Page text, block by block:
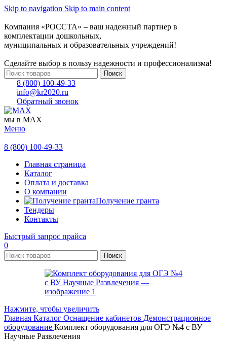
Skip to navigation Skip to main content
Компания «РОССТА» – ваш надежный партнер в
комплектации дошкольных,
муниципальных и образовательных учреждений!
Сделайте выбор в пользу надежности и профессионализма!
Поиск
8 (800) 100-49-33
info@kr2020.ru
Обратный звонок
мы в MAX
Меню
8 (800) 100-49-33
Главная страница
Каталог
Оплата и доставка
О компании
Получение гранта
Тендеры
Контакты
Быстрый запрос прайса
0
Поиск
Нажмите, чтобы увеличить
Главная Каталог Оснащение кабинетов Демонстрационное
оборудование Комплект оборудования для ОГЭ №4 с ВУ
Научные Развлечения